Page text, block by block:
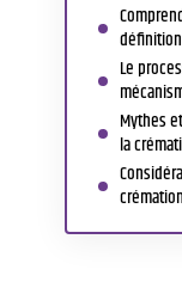
Le
Mythes
la
crémation